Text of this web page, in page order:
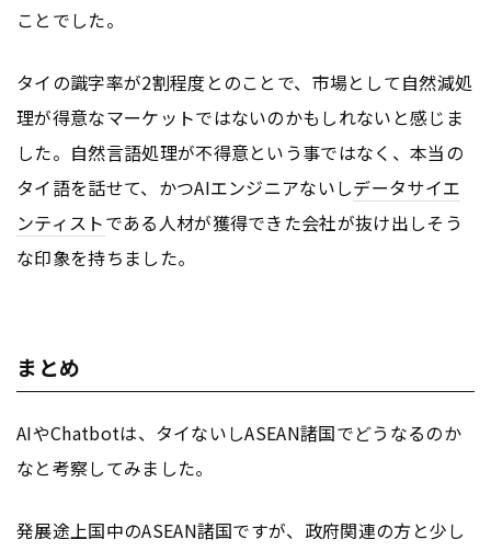
ことでした。
タイの識字率が2割程度とのことで、市場として自然減処
理が得意なマーケットではないのかもしれないと感じま
した。自然言語処理が不得意という事ではなく、本当の
タイ語を話せて、かつAIエンジニアないしデータサイエ
ンティストである人材が獲得できた会社が抜け出しそう
な印象を持ちました。
まとめ
AIやChatbotは、タイないしASEAN諸国でどうなるのか
なと考察してみました。
発展途上国中のASEAN諸国ですが、政府関連の方と少し